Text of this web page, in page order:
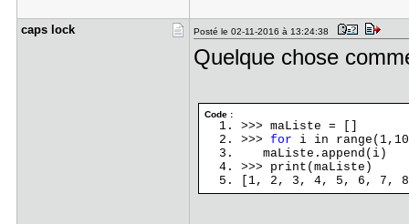
caps lock Posté le 02-11-2016 à 13:24:38
Quelque chose
Code :
>>> maListe = []
>>> for i in
maListe.append(i)
>>> print(maListe)
[1, 2, 3, 4, 5, 6, 7,